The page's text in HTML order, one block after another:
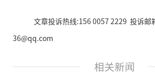
文章投诉热线:156 0057 2229 投诉邮
36@qq.com
相关新闻